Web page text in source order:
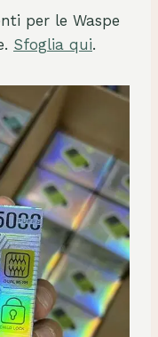
per le Waspe
Sfoglia qui.